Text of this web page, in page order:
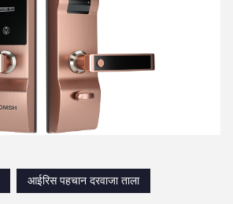
आईरिस पहचान दरवाजा ताला